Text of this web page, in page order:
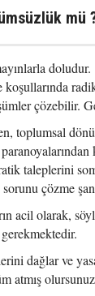
mü
doludur.
çözebilir.
toplumsal
taleplerini
çözme
acil olarak,
dağlar ve
atmış